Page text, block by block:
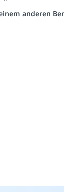
anderen